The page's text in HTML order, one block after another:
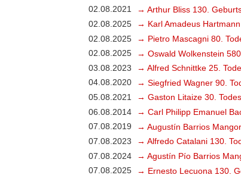
02.08.2021
→ Arthur Bliss 130.
02.08.2025
→ Karl Amadeus
02.08.2025
→ Pietro Mascagni 80.
02.08.2025
→ Oswald Wolkenstein
03.08.2023
→ Alfred Schnittke 25.
04.08.2020
→ Siegfried Wagner 90.
05.08.2021
→ Gaston Litaize 30.
06.08.2014
→ Carl Philipp Emanuel
07.08.2019
→ Augustín Barrios
07.08.2023
→ Alfredo Catalani 130.
07.08.2024
→ Agustín Pío Barrios
07.08.2025
→ Ernesto Lecuona 130.